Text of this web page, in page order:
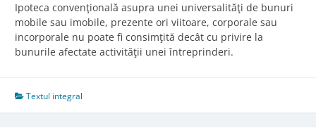
Ipoteca convenţională asupra unei universalităţi de bunuri
mobile sau imobile, prezente ori viitoare, corporale sau
incorporale nu poate fi consimţită decât cu privire la
bunurile afectate activităţii unei întreprinderi.
Textul integral